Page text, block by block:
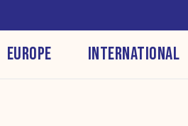
EUROPE INTERNATIONAL